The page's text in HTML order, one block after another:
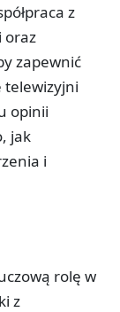
z
oraz
zapewnić
telewizyjni
opinii
jak
i
rolę w
z